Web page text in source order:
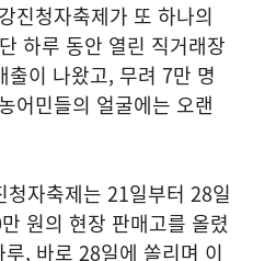
진청자축제가 또 하나의
하루 동안 열린 직거래장
이 나왔고, 무려 7만 명
어민들의 얼굴에는 오랜
자축제는 21일부터 28일
원의 현장 판매고를 올렸
, 바로 28일에 쏠리며 이